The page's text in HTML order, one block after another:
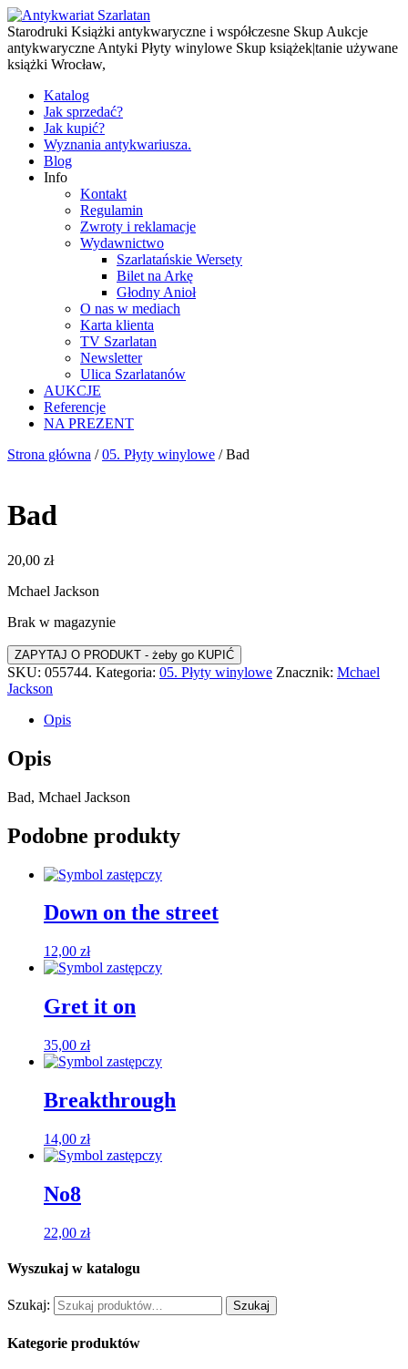
Starodruki Książki antykwaryczne i współczesne Skup Aukcje
antykwaryczne Antyki Płyty winylowe Skup książek|tanie używane
książki Wrocław,
Katalog
Jak sprzedać?
Jak kupić?
Wyznania antykwariusza.
Blog
Info
Kontakt
Regulamin
Zwroty i reklamacje
Wydawnictwo
Szarlatańskie Wersety
Bilet na Arkę
Głodny Anioł
O nas w mediach
Karta klienta
TV Szarlatan
Newsletter
Ulica Szarlatanów
AUKCJE
Referencje
NA PREZENT
Strona główna /05. Płyty winylowe / Bad
Bad
20,00 zł
Mchael Jackson
Brak w magazynie
SKU: 055744. Kategoria: 05. Płyty winylowe Znacznik: Mchael
Jackson
Opis
Opis
Bad, Mchael Jackson
Podobne produkty
Down on the street
12,00 zł
Gret it on
35,00 zł
Breakthrough
14,00 zł
No8
22,00 zł
Wyszukaj w katalogu
Szukaj: Szukaj
Kategorie produktów